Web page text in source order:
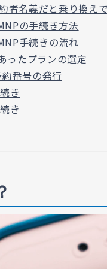
者名義だと乗り換え
の手続き方法
手続きの流れ
ったプランの選定
番号の発行
き
き